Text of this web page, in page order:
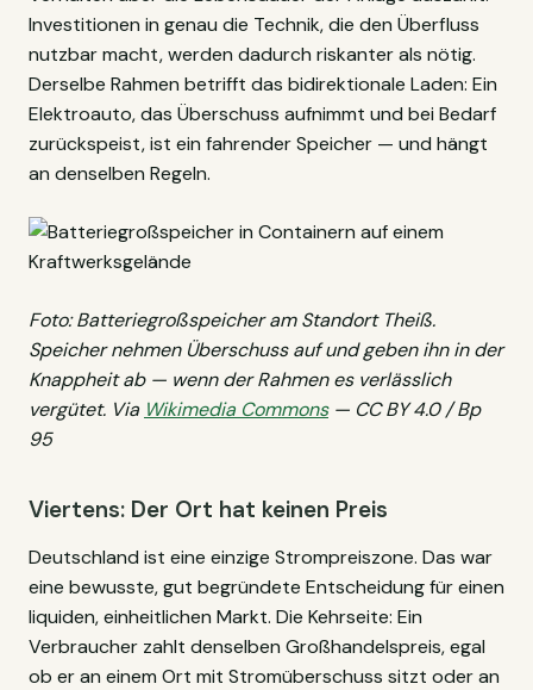
Investitionen in genau die Technik, die den Überfluss
nutzbar macht, werden dadurch riskanter als nötig.
Derselbe Rahmen betrifft das bidirektionale Laden: Ein
Elektroauto, das Überschuss aufnimmt und bei Bedarf
zurückspeist, ist ein fahrender Speicher — und hängt
an denselben Regeln.
Foto: Batteriegroßspeicher am Standort Theiß.
Speicher nehmen Überschuss auf und geben ihn in der
Knappheit ab — wenn der Rahmen es verlässlich
vergütet. Via Wikimedia Commons— CC BY 4.0 / Bp
95
Viertens: Der Ort hat keinen Preis
Deutschland ist eine einzige Strompreiszone. Das war
eine bewusste, gut begründete Entscheidung für einen
liquiden, einheitlichen Markt. Die Kehrseite: Ein
Verbraucher zahlt denselben Großhandelspreis, egal
ob er an einem Ort mit Stromüberschuss sitzt oder an